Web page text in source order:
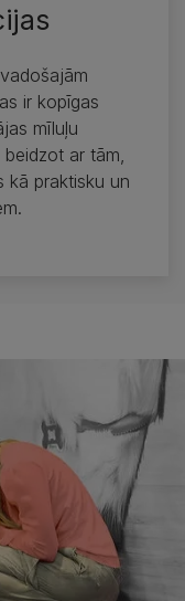
ir kopīgas
mīluļu
ar tām,
kā praktisku un